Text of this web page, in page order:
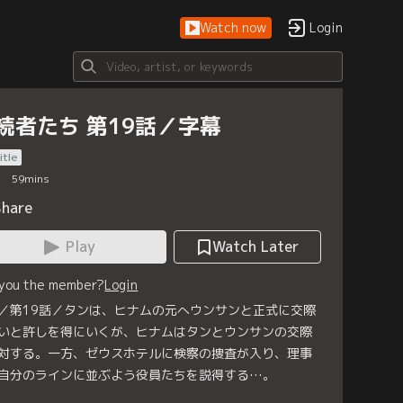
Watch now Login
者たち 第19話／字幕
59mins
Play
Watch Later
the member?Login
第19話／タンは、ヒナムの元へウンサンと正式に交際
と許しを得にいくが、ヒナムはタンとウンサンの交際
する。一方、ゼウスホテルに検察の捜査が入り、理事
分のラインに並ぶよう役員たちを説得する…。